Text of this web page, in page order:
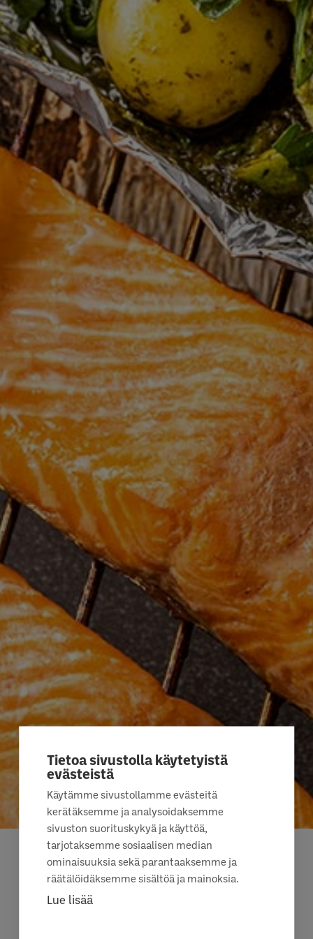
SAVUSTETUT
KIRJOLOHIPALAT JA
Tietoa sivustolla käytetyistä
evästeistä
Käytämme sivustollamme evästeitä
kerätäksemme ja analysoidaksemme
sivuston suorituskykyä ja käyttöä,
tarjotaksemme sosiaalisen median
ominaisuuksia sekä parantaaksemme ja
räätälöidäksemme sisältöä ja mainoksia.
Lue lisää